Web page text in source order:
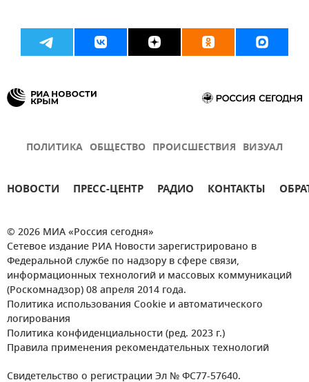
ПОЛИТИКА ОБЩЕСТВО ПРОИСШЕСТВИЯ ВИЗУАЛ
НОВОСТИ ПРЕСС-ЦЕНТР РАДИО КОНТАКТЫ
© 2026 МИА «Россия сегодня»
Сетевое издание РИА Новости зарегистрировано в
Федеральной службе по надзору в сфере связи,
информационных технологий и массовых коммуникаций
(Роскомнадзор) 08 апреля 2014 года.
Политика использования Cookie и автоматического
логирования
Политика конфиденциальности (ред. 2023 г.)
Правила применения рекомендательных технологий
Свидетельство о регистрации Эл № ФС77-57640.